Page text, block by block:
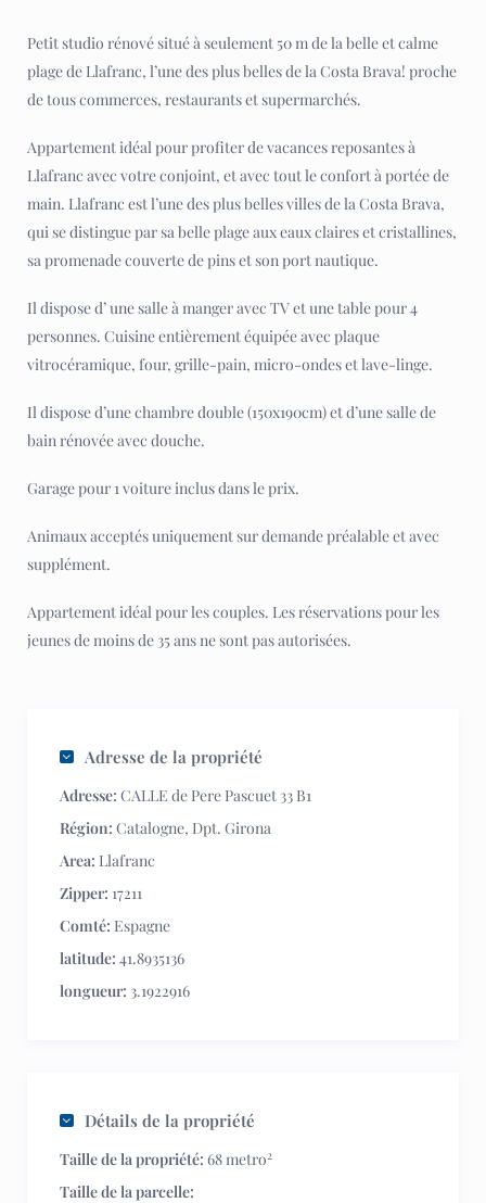
Petit studio rénové situé à seulement 50 m de la belle et calme
plage de Llafranc, l’une des plus belles de la Costa Brava! proche
de tous commerces, restaurants et supermarchés.
Appartement idéal pour profiter de vacances reposantes à
Llafranc avec votre conjoint, et avec tout le confort à portée de
main. Llafranc est l’une des plus belles villes de la Costa Brava,
qui se distingue par sa belle plage aux eaux claires et cristallines,
sa promenade couverte de pins et son port nautique.
Il dispose d’ une salle à manger avec TV et une table pour 4
personnes. Cuisine entièrement équipée avec plaque
vitrocéramique, four, grille-pain, micro-ondes et lave-linge.
Il dispose d’une chambre double (150x190cm) et d’une salle de
bain rénovée avec douche.
Garage pour 1 voiture inclus dans le prix.
Animaux acceptés uniquement sur demande préalable et avec
supplément.
Appartement idéal pour les couples. Les réservations pour les
jeunes de moins de 35 ans ne sont pas autorisées.
Adresse de la propriété
Adresse: CALLE de Pere Pascuet 33 B1
Région: Catalogne, Dpt. Girona
Area: Llafranc
Zipper: 17211
Comté: Espagne
latitude: 41.8935136
longueur: 3.1922916
Détails de la propriété
Taille de la propriété: 68 metro2
Taille de la parcelle: